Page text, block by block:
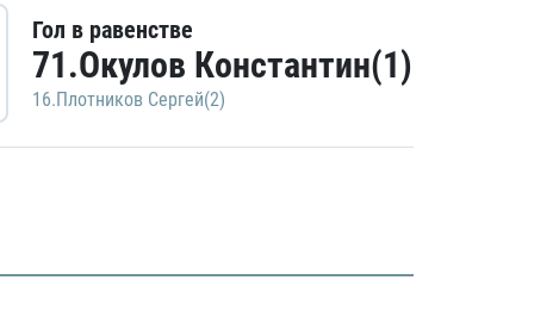
Гол в равенстве
71.Окулов Константин(1)
16.Плотников Сергей(2)